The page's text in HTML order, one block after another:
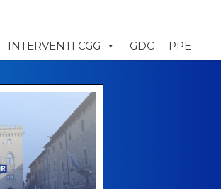
INTERVENTI CGG GDC PPE